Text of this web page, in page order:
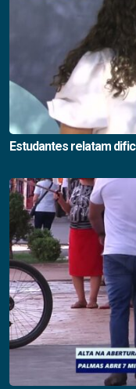
Estudantes relatam